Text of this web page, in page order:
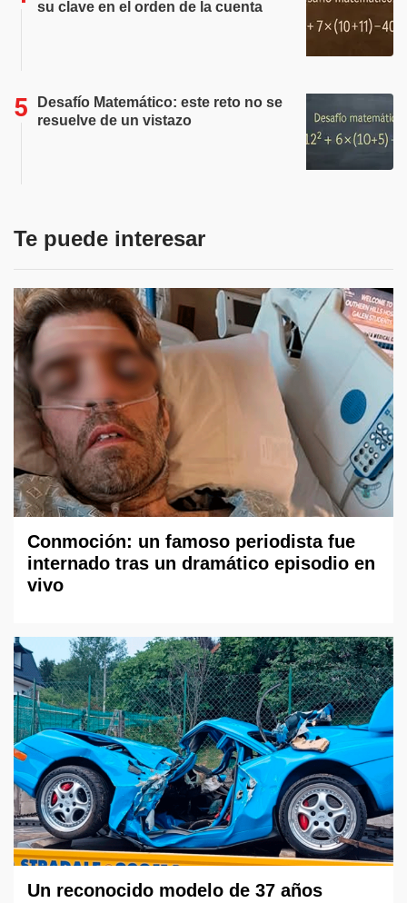
su clave en el orden de la cuenta
Desafío Matemático: este reto no se
resuelve de un vistazo
Te puede interesar
Conmoción: un famoso periodista fue
internado tras un dramático episodio en
vivo
Un reconocido modelo de 37 años